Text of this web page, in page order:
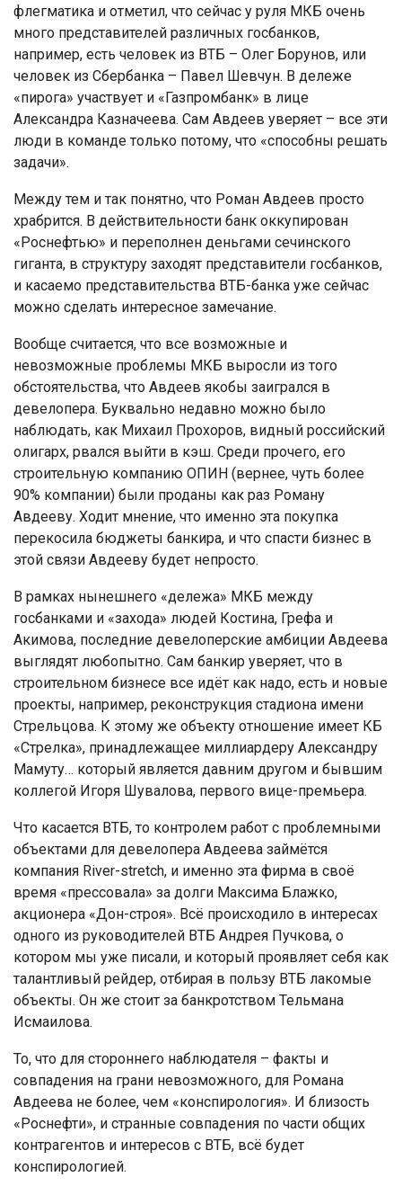
флегматика и отметил, что сейчас у руля МКБ очень
много представителей различных госбанков,
например, есть человек из ВТБ – Олег Борунов, или
человек из Сбербанка – Павел Шевчун. В дележе
«пирога» участвует и «Газпромбанк» в лице
Александра Казначеева. Сам Авдеев уверяет – все эти
люди в команде только потому, что «способны решать
задачи».
Между тем и так понятно, что Роман Авдеев просто
храбрится. В действительности банк оккупирован
«Роснефтью» и переполнен деньгами сечинского
гиганта, в структуру заходят представители госбанков,
и касаемо представительства ВТБ-банка уже сейчас
можно сделать интересное замечание.
Вообще считается, что все возможные и
невозможные проблемы МКБ выросли из того
обстоятельства, что Авдеев якобы заигрался в
девелопера. Буквально недавно можно было
наблюдать, как Михаил Прохоров, видный российский
олигарх, рвался выйти в кэш. Среди прочего, его
строительную компанию ОПИН (вернее, чуть более
90% компании) были проданы как раз Роману
Авдееву. Ходит мнение, что именно эта покупка
перекосила бюджеты банкира, и что спасти бизнес в
этой связи Авдееву будет непросто.
В рамках нынешнего «дележа» МКБ между
госбанками и «захода» людей Костина, Грефа и
Акимова, последние девелоперские амбиции Авдеева
выглядят любопытно. Сам банкир уверяет, что в
строительном бизнесе все идёт как надо, есть и новые
проекты, например, реконструкция стадиона имени
Стрельцова. К этому же объекту отношение имеет КБ
«Стрелка», принадлежащее миллиардеру Александру
Мамуту… который является давним другом и бывшим
коллегой Игоря Шувалова, первого вице-премьера.
Что касается ВТБ, то контролем работ с проблемными
объектами для девелопера Авдеева займётся
компания River-stretch, и именно эта фирма в своё
время «прессовала» за долги Максима Блажко,
акционера «Дон-строя». Всё происходило в интересах
одного из руководителей ВТБ Андрея Пучкова, о
котором мы уже писали, и который проявляет себя как
талантливый рейдер, отбирая в пользу ВТБ лакомые
объекты. Он же стоит за банкротством Тельмана
Исмаилова.
То, что для стороннего наблюдателя – факты и
совпадения на грани невозможного, для Романа
Авдеева не более, чем «конспирология». И близость
«Роснефти», и странные совпадения по части общих
контрагентов и интересов с ВТБ, всё будет
конспирологией.